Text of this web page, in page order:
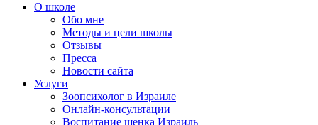
О школе
Обо мне
Методы и цели школы
Отзывы
Пресса
Новости сайта
Услуги
Зоопсихолог в Израиле
Онлайн-консультации
Воспитание щенка Израиль